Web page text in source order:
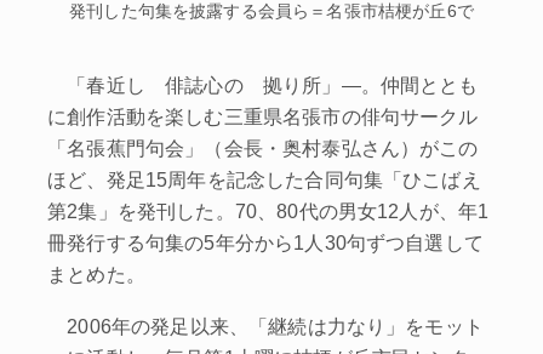
発刊した句集を披露する会員ら＝名張市桔梗が丘6で
「春近し 俳誌心の 拠り所」―。仲間ととも
に創作活動を楽しむ三重県名張市の俳句サークル
「名張蕉門句会」（会長・奥村泰弘さん）がこの
ほど、発足15周年を記念した合同句集「ひこばえ
第2集」を発刊した。70、80代の男女12人が、年1
冊発行する句集の5年分から1人30句ずつ自選して
まとめた。
2006年の発足以来、「継続は力なり」をモット